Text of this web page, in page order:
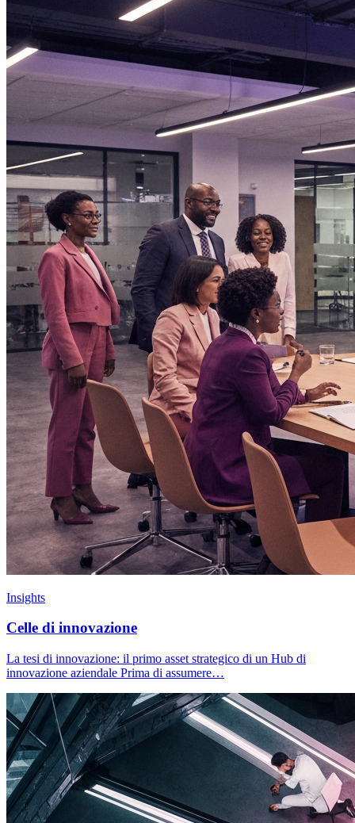
Insights
Celle di innovazione
La tesi di innovazione: il primo asset strategico di un Hub di
innovazione aziendale Prima di assumere…